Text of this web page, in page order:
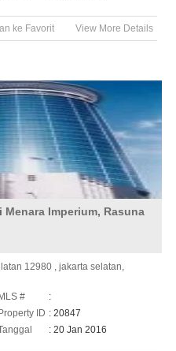
ke Favorit View More Details
Imperium, Rasuna
12980 , jakarta selatan,
MLS #
:
Property ID : 20847
: 20 Jan 2016